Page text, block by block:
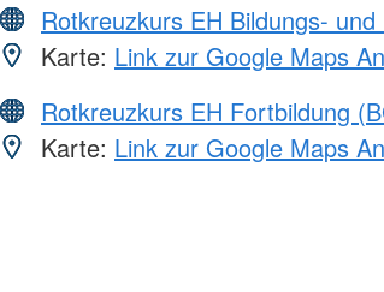
Rotkreuzkurs EH Bildungs-
Karte: Link zur Google Maps
Rotkreuzkurs EH Fortbildung
Karte: Link zur Google Maps